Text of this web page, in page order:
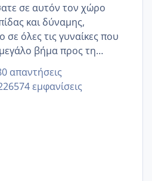
σε αυτόν τον χώρο
και δύναμης,
σε όλες τις γυναίκες που
βήμα προς τη
μέσω εξωσωματικής το 2025.
αγωνίες, χαρές,
κάθε μικρή ή μεγάλη
απαντήσεις
εμφανίσεις